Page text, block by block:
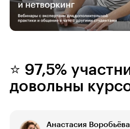
⭐ 97,5%
довольны
Анастасия Воробьёва